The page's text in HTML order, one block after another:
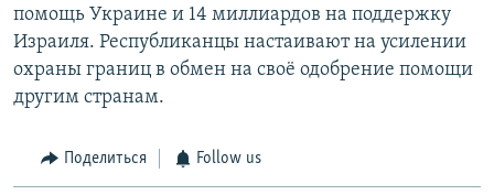
помощь Украине и 14 миллиардов на поддержку
Израиля. Республиканцы настаивают на усилении
охраны границ в обмен на своё одобрение помощи
другим странам.
Поделиться Follow us